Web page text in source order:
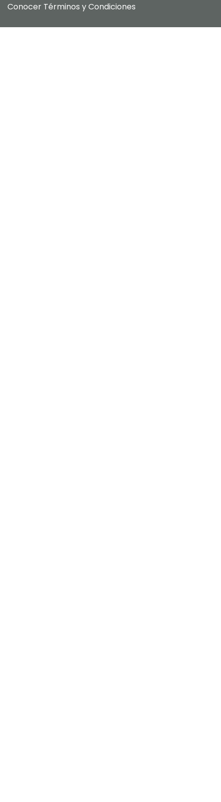
Conocer Términos y Condiciones